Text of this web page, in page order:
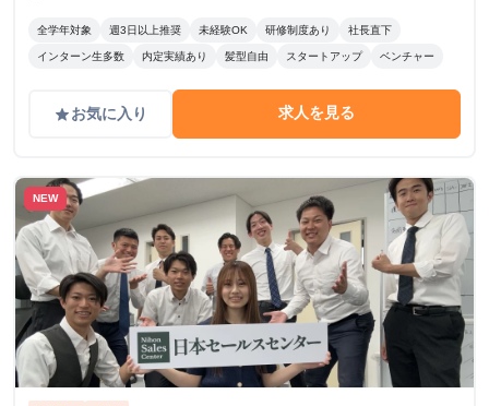
全学年対象 週3日以上推奨 未経験OK 研修制度あり 社長直下
インターン生多数 内定実績あり 髪型自由 スタートアップ ベンチャー
gradeお気に入り 求人を見る
NEW